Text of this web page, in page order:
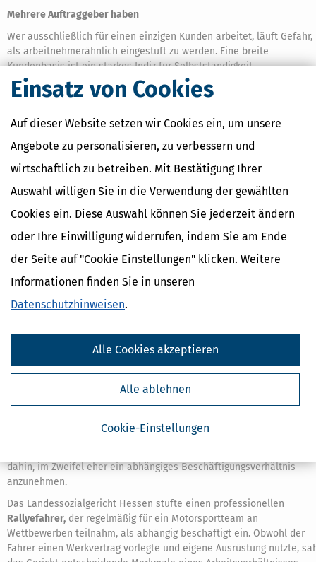
Einsatz von Cookies
Auf dieser Website setzen wir Cookies ein, um unsere
Angebote zu personalisieren, zu verbessern und
wirtschaftlich zu betreiben. Mit Bestätigung Ihrer
Auswahl willigen Sie in die Verwendung der gewählten
Cookies ein. Diese Auswahl können Sie jederzeit ändern
oder Ihre Einwilligung widerrufen, indem Sie am Ende
der Seite auf "Cookie Einstellungen" klicken. Weitere
Informationen finden Sie in unseren
Datenschutzhinweisen.
Cookie-Einstellungen
Alle ablehnen
Alle Cookies akzeptieren
Mehrere Auftraggeber haben
Wer ausschließlich für einen einzigen Kunden arbeitet, läuft Gefahr,
als arbeitnehmerähnlich eingestuft zu werden. Eine breite
Kundenbasis ist ein starkes Indiz für Selbstständigkeit.
Eigene Infrastruktur nutzen
Kommunikationsmitteln arbeiten. Auch eine eigene Website,
Geschäftspost und ein professionelles Auftreten stärken den
Eindruck unternehmerischer Eigenständigkeit.
Verträge prüfen (lassen)
Auch Selbstständige sollten ihre Verträge kritisch prüfen –
idealerweise mit Unterstützung durch einen Fachanwalt für
die Abführung von Steuern und Sozialabgaben (z. B. freiwillige
Rentenversicherung) unterstreichen die Selbstständigkeit.
Auch langjährige Geschäftsbeziehungen können sich verändern.
Selbstständige sollten regelmäßig prüfen, ob sich ihre Tätigkeit noch
im Rahmen der Selbstständigkeit bewegt oder ob eine
Statusänderung notwendig ist.
Urteile aus der jüngsten Vergangenheit zeigen: Die Gerichte prüfen
dahin, im Zweifel eher ein abhängiges Beschäftigungsverhältnis
anzunehmen.
Das Landessozialgericht Hessen stufte einen professionellen
Rallyefahrer, der regelmäßig für ein Motorsportteam an
Wettbewerben teilnahm, als abhängig beschäftigt ein. Obwohl der
Fahrer einen Werkvertrag vorlegte und eigene Ausrüstung nutzte,